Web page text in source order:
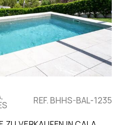
REF. BHHS-BAL-1235